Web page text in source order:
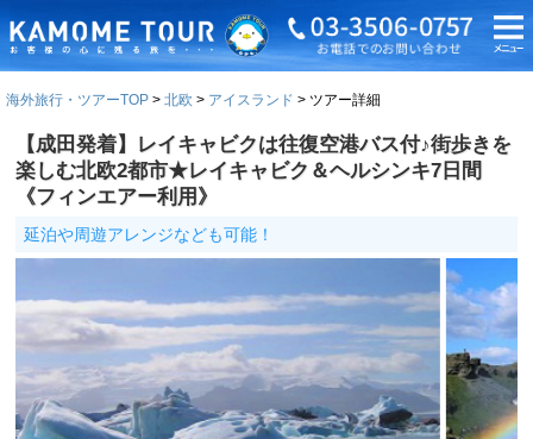
海外旅行・ツアーTOP 北欧 アイスランド ツアー詳細
【成田発着】レイキャビクは往復空港バス付♪街歩きを
楽しむ北欧2都市★レイキャビク＆ヘルシンキ7日間
《フィンエアー利用》
延泊や周遊アレンジなども可能！